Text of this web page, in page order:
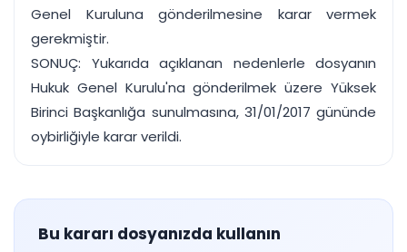
Genel Kuruluna gönderilmesine karar vermek
gerekmiştir.
SONUÇ: Yukarıda açıklanan nedenlerle dosyanın
Hukuk Genel Kurulu'na gönderilmek üzere Yüksek
Birinci Başkanlığa sunulmasına, 31/01/2017 gününde
oybirliğiyle karar verildi.
Bu kararı dosyanızda kullanın